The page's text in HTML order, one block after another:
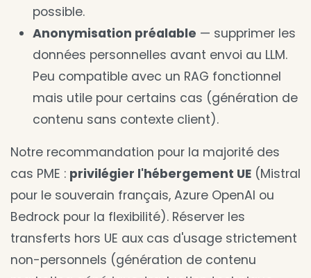
possible.
Anonymisation préalable — supprimer les
données personnelles avant envoi au LLM.
Peu compatible avec un RAG fonctionnel
mais utile pour certains cas (génération de
contenu sans contexte client).
Notre recommandation pour la majorité des
cas PME : privilégier l'hébergement UE (Mistral
pour le souverain français, Azure OpenAI ou
Bedrock pour la flexibilité). Réserver les
transferts hors UE aux cas d'usage strictement
non-personnels (génération de contenu